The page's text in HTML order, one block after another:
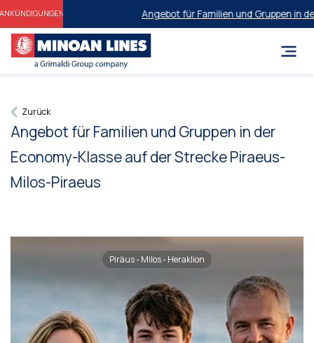
Angebot für Familien und Gruppen in
Zurück
Angebot für Familien und Gruppen in der
Economy-Klasse auf der Strecke Piraeus-
Milos-Piraeus
Piräus - Milos - Heraklion